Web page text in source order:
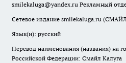
smilekaluga@yandex.ru Рекламный
Сетевое издание smilekaluga.ru
Язык(и): русский
Перевод наименования (названия) на
Российской Федерации: Смайл Калуга